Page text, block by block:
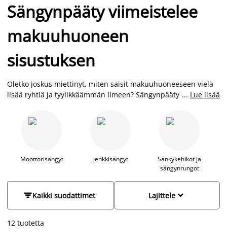
Sängynpääty viimeistelee
makuuhuoneen
sisustuksen
Oletko joskus miettinyt, miten saisit makuuhuoneeseen vielä
lisää ryhtiä ja tyylikkäämmän ilmeen? Sängynpääty on loistava
mukavuutta ja tyylikkyyttä makuuhuoneeseesi. Persoonallisen
sängynpäädyn avulla loihdit uuden, tyylikkään ulkoasun ja
syödessä. Sängystä tulee helposti suosikkipaikkasi
lukemiseen, leffojen katseluun ja lepäilyyn. Päädyllä loihdit
sänkyysi myös hieman sohvamaisuutta, mikä voi olla
käytännöllinen ratkaisu vaikkapa pienemmässä yksiössä, jossa
esimerkiksi haluat sänkysi toimivan päiväsaikaan myös sohvan
roolissa.
... Lue lisää
Moottorisängyt Jenkkisängyt
Sänkykehikot ja
sängynrungot
Kaikki suodattimet 
Lajittele
12 tuotetta